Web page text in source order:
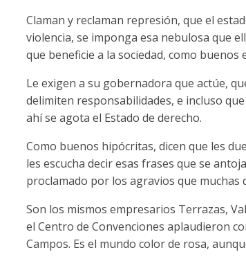
Claman y reclaman represión, que el
violencia, se imponga esa nebulosa que
que beneficie a la sociedad, como
Le exigen a su gobernadora que actúe,
delimiten responsabilidades, e incluso
ahí se agota el Estado de derecho.
Como buenos hipócritas, dicen que les
les escucha decir esas frases que se
proclamado por los agravios que
Son los mismos empresarios Terrazas,
el Centro de Convenciones aplaudieron
Campos. Es el mundo color de rosa,